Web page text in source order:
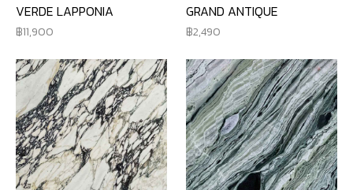
VERDE LAPPONIA
11,900
GRAND ANTIQUE
2,490